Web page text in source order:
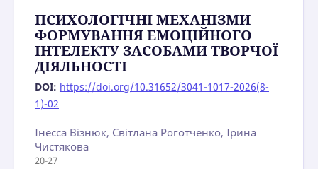
ПСИХОЛОГІЧНІ МЕХАНІЗМИ
ФОРМУВАННЯ ЕМОЦІЙНОГО
ІНТЕЛЕКТУ ЗАСОБАМИ ТВОРЧОЇ
ДІЯЛЬНОСТІ
DOI: https://doi.org/10.31652/3041-1017-2026(8-
1)-02
Інесса Візнюк, Світлана Роготченко, Ірина
Чистякова
20-27